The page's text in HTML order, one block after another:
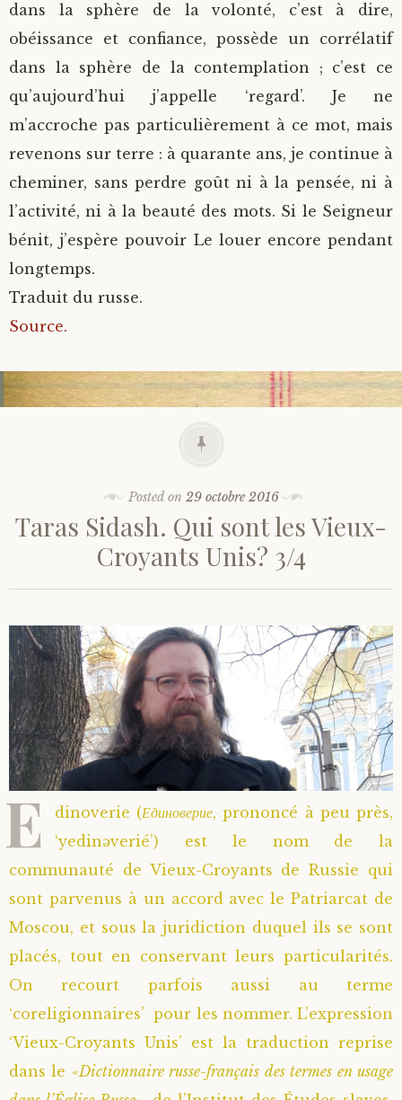
dans la sphère de la volonté, c’est à dire,
obéissance et confiance, possède un corrélatif
dans la sphère de la contemplation ; c’est ce
qu’aujourd’hui j’appelle ‘regard’. Je ne
m’accroche pas particulièrement à ce mot, mais
revenons sur terre : à quarante ans, je continue à
cheminer, sans perdre goût ni à la pensée, ni à
l’activité, ni à la beauté des mots. Si le Seigneur
bénit, j’espère pouvoir Le louer encore pendant
longtemps.
Traduit du russe.
Source.
Posted on29 octobre 2016
Taras Sidash. Qui sont les Vieux-
Croyants Unis? 3/4
E dinoverie (Единоверие, prononcé à peu près,
‘yedinəverié’) est le nom de la
communauté de Vieux-Croyants de Russie qui
sont parvenus à un accord avec le Patriarcat de
Moscou, et sous la juridiction duquel ils se sont
placés, tout en conservant leurs particularités.
On recourt parfois aussi au terme
‘coreligionnaires’ pour les nommer. L’expression
‘Vieux-Croyants Unis’ est la traduction reprise
dans le «Dictionnaire russe-français des termes en usage